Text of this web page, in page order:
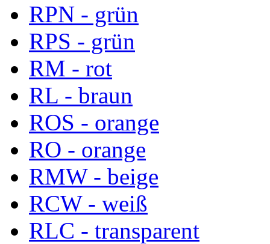
RPN - grün
RPS - grün
RM - rot
RL - braun
ROS - orange
RO - orange
RMW - beige
RCW - weiß
RLC - transparent